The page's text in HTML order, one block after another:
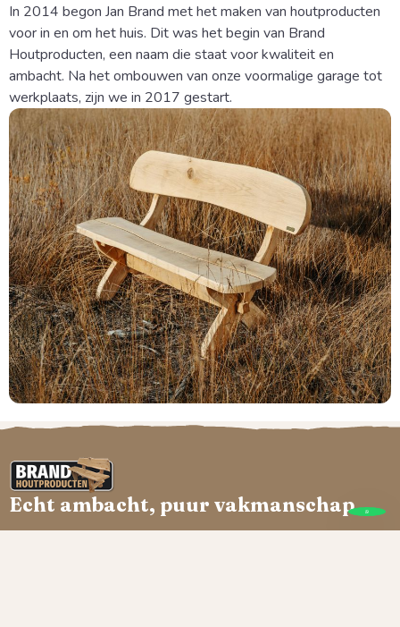
In 2014 begon Jan Brand met het maken van houtproducten
voor in en om het huis. Dit was het begin van Brand
Houtproducten, een naam die staat voor kwaliteit en
ambacht. Na het ombouwen van onze voormalige garage tot
werkplaats, zijn we in 2017 gestart.
Echt ambacht, puur vakmanschap